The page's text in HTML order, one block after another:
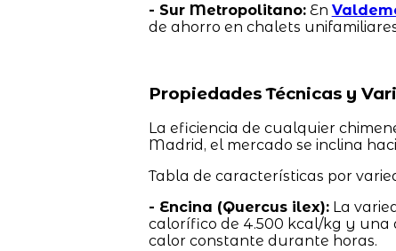
- Sur Metropolitano:En
de ahorro en chalets
Propiedades Técnicas y
La eficiencia de cualquier
Madrid, el mercado se inclina
Tabla de características por
- Encina (Quercus ilex):La
calorífico de 4.500 kcal/kg y una
calor constante durante horas.